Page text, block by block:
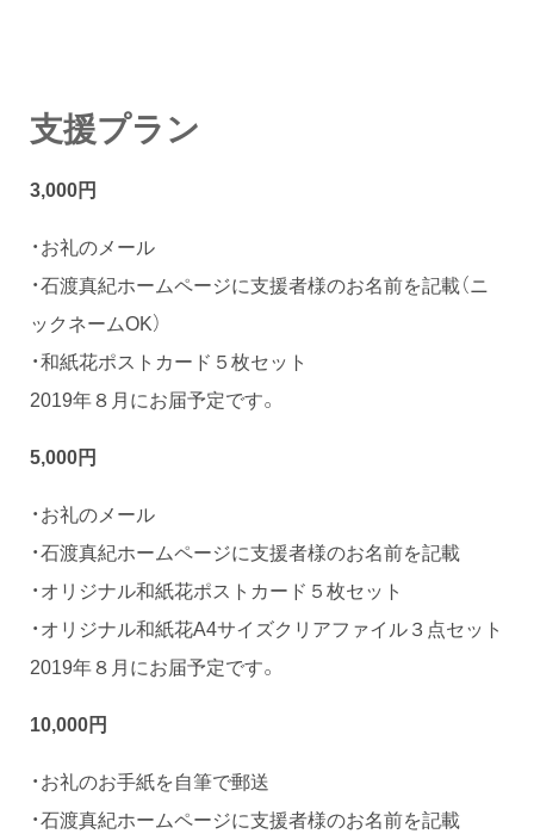
支援プラン
3,000円
・お礼のメール
・石渡真紀ホームページに支援者様のお名前を記載（ニ
ックネームOK）
・和紙花ポストカード５枚セット
2019年８月にお届予定です。
5,000円
・お礼のメール
・石渡真紀ホームページに支援者様のお名前を記載
・オリジナル和紙花ポストカード５枚セット
・オリジナル和紙花A4サイズクリアファイル３点セット
2019年８月にお届予定です。
10,000円
・お礼のお手紙を自筆で郵送
・石渡真紀ホームページに支援者様のお名前を記載